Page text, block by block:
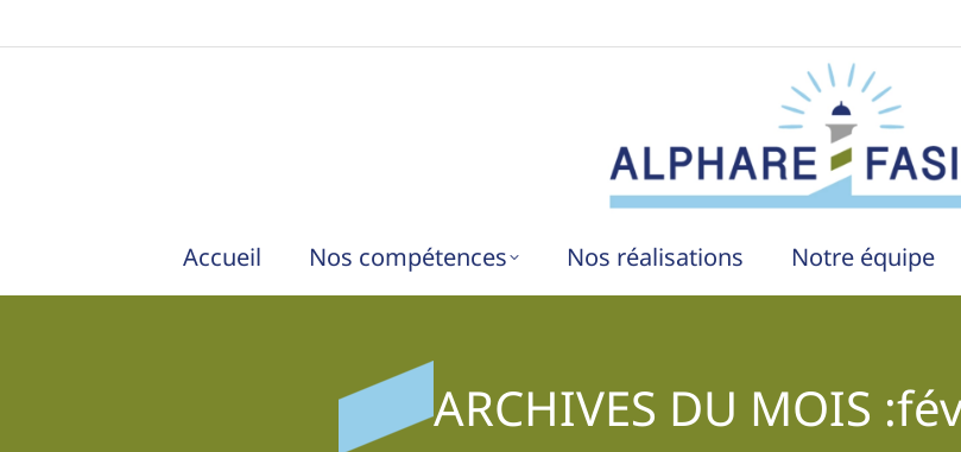
Accueil Nos compétences Nos réalisations Notre équipe
ARCHIVES DU MOIS :